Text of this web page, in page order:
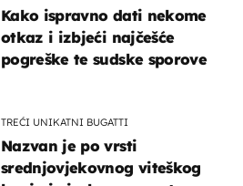
Kako ispravno dati nekome
otkaz i izbjeći najčešće
pogreške te sudske sporove
TREĆI UNIKATNI BUGATTI
Nazvan je po vrsti
srednjovjekovnog viteškog